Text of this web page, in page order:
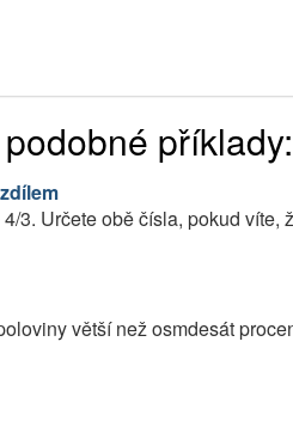
příklady:
3. Určete obě čísla, pokud
větší než osmdesát